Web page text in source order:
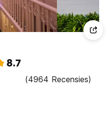
8.7
(4964 Recensies)